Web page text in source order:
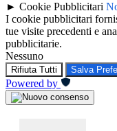
► Cookie Pubblicitari
I cookie pubblicitari
tue visite precedenti e
pubblicitarie.
Nessuno
Rifiuta Tutti Salva
Powered by